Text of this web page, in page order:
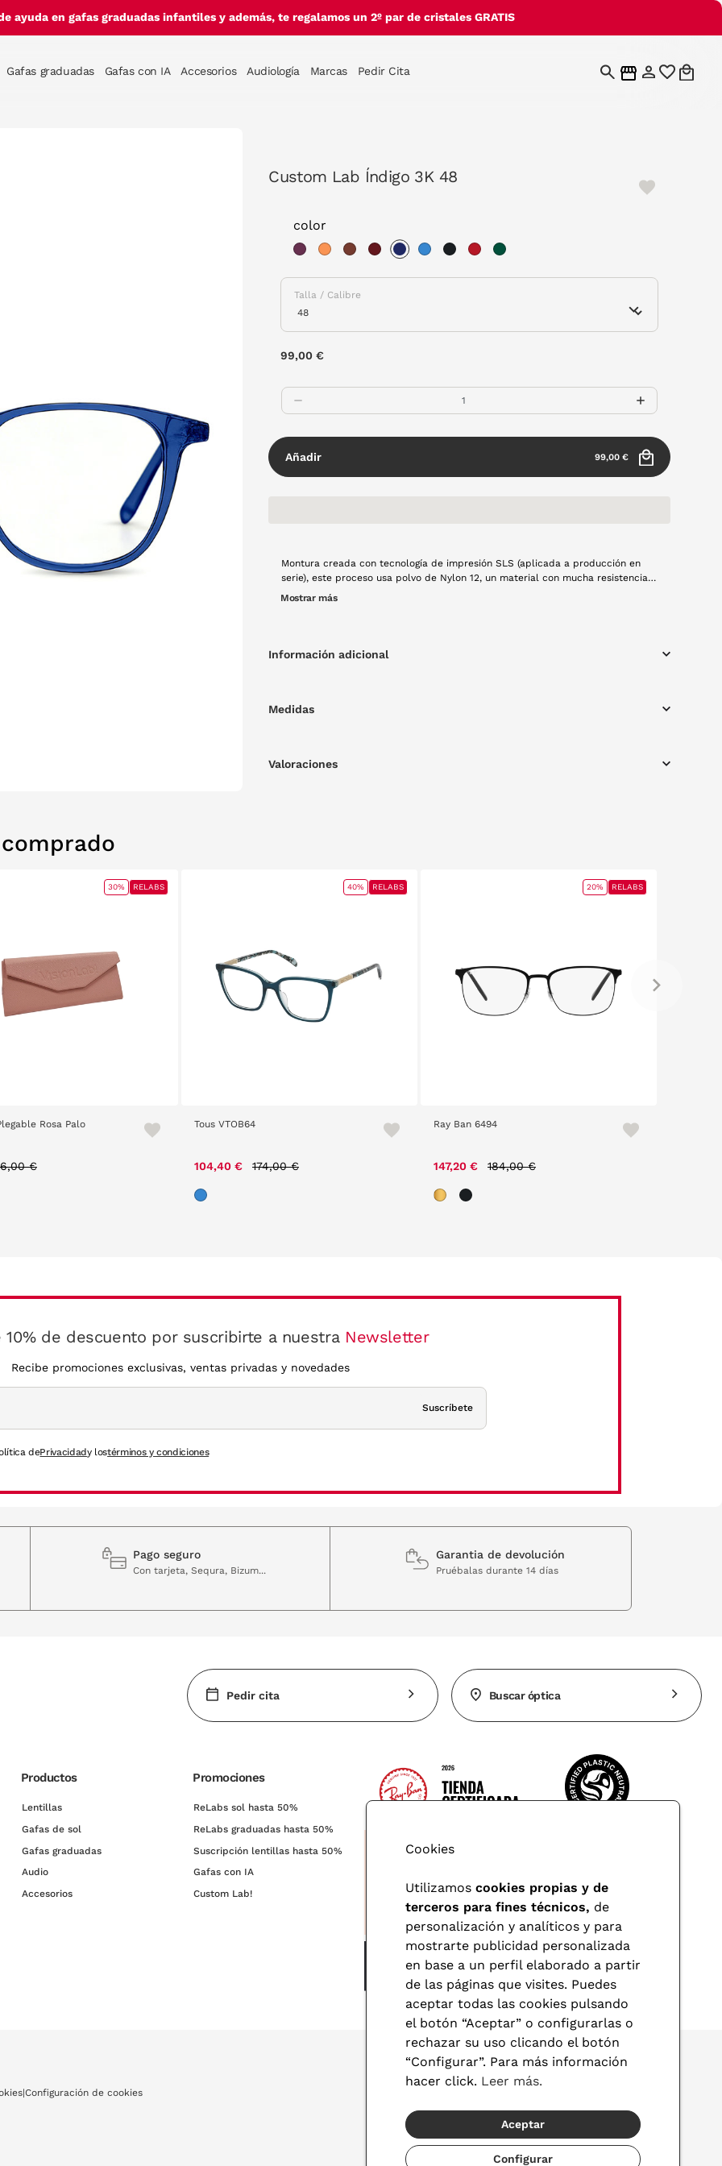
ayuda en gafas graduadas infantiles y además, te regalamos un 2º par de cristales GRATIS
Gafas graduadas Gafas con IA Accesorios Audiología Marcas Pedir Cita
Custom Lab Índigo 3K 48
color
Talla / Calibre
99,00 €
Añadir 99,00 €
Montura creada con tecnología de impresión SLS (aplicada a producción en
serie), este proceso usa polvo de Nylon 12, un material con mucha resistencia,
estabilidad dimensional y buen comportamiento frente al uso continuad. Esta
mano con mucho cariño y usando tecnología 100% española y producción local.
Mostrar más
Información adicional
Medidas
Valoraciones
Rosa Palo
6,00 €
30% RELABS
Tous VTOB64
104,40 € 174,00 €
40% RELABS
Ray Ban 6494
147,20 € 184,00 €
20% RELABS
10% de descuento por suscribirte a nuestra Newsletter
Recibe promociones exclusivas, ventas privadas y novedades
Suscríbete
dePrivacidady lostérminos y condiciones
Pago seguro
Con tarjeta, Sequra, Bizum...
Garantia de devolución
Pruébalas durante 14 días
Pedir cita Buscar óptica
Productos
Lentillas
Gafas de sol
Gafas graduadas
Audio
Accesorios
Promociones
ReLabs sol hasta 50%
ReLabs graduadas hasta 50%
Suscripción lentillas hasta 50%
Gafas con IA
Custom Lab!
|Configuración de cookies
© 2026 Visionlab
Cookies
Utilizamos cookies propias y de
terceros para fines técnicos, de
personalización y analíticos y para
mostrarte publicidad personalizada
en base a un perfil elaborado a partir
de las páginas que visites. Puedes
aceptar todas las cookies pulsando
el botón “Aceptar” o configurarlas o
rechazar su uso clicando el botón
“Configurar”. Para más información
hacer click. Leer más.
Aceptar
Configurar